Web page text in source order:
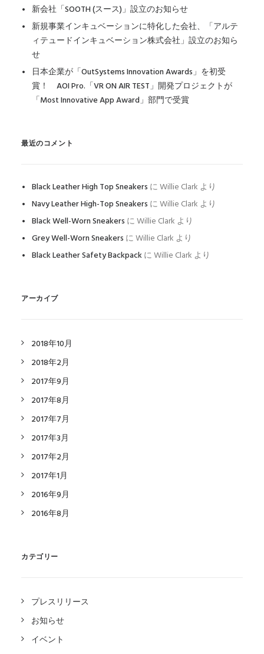
新会社「SOOTH (スース)」設立のお知らせ
新規事業インキュベーションに特化した会社、「アルテ
ィテュードインキュベーション株式会社」設立のお知ら
せ
日本企業が「OutSystems Innovation Awards」を初受
賞！ AOI Pro.「VR ON AIR TEST」開発プロジェクトが
「Most Innovative App Award」部門で受賞
最近のコメント
Black Leather High Top Sneakers にWillie Clark より
Navy Leather High-Top Sneakers にWillie Clark より
Black Well-Worn Sneakers にWillie Clark より
Grey Well-Worn Sneakers にWillie Clark より
Black Leather Safety BackpackにWillie Clark より
アーカイブ
2018年10月
2018年2月
2017年9月
2017年8月
2017年7月
2017年3月
2017年2月
2017年1月
2016年9月
2016年8月
カテゴリー
プレスリリース
お知らせ
イベント